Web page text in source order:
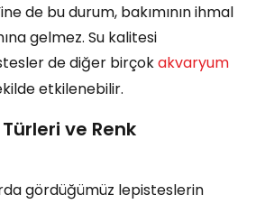
de bu durum, bakımının ihmal
gelmez. Su kalitesi
de diğer birçokakvaryum
etkilenebilir.
Türleri ve Renk
gördüğümüz lepisteslerin